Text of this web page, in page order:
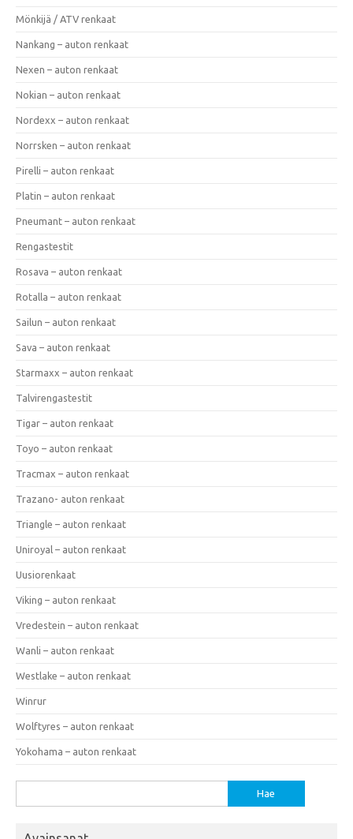
Mönkijä / ATV renkaat
Nankang – auton renkaat
Nexen – auton renkaat
Nokian – auton renkaat
Nordexx – auton renkaat
Norrsken – auton renkaat
Pirelli – auton renkaat
Platin – auton renkaat
Pneumant – auton renkaat
Rengastestit
Rosava – auton renkaat
Rotalla – auton renkaat
Sailun – auton renkaat
Sava – auton renkaat
Starmaxx – auton renkaat
Talvirengastestit
Tigar – auton renkaat
Toyo – auton renkaat
Tracmax – auton renkaat
Trazano- auton renkaat
Triangle – auton renkaat
Uniroyal – auton renkaat
Uusiorenkaat
Viking – auton renkaat
Vredestein – auton renkaat
Wanli – auton renkaat
Westlake – auton renkaat
Winrur
Wolftyres – auton renkaat
Yokohama – auton renkaat